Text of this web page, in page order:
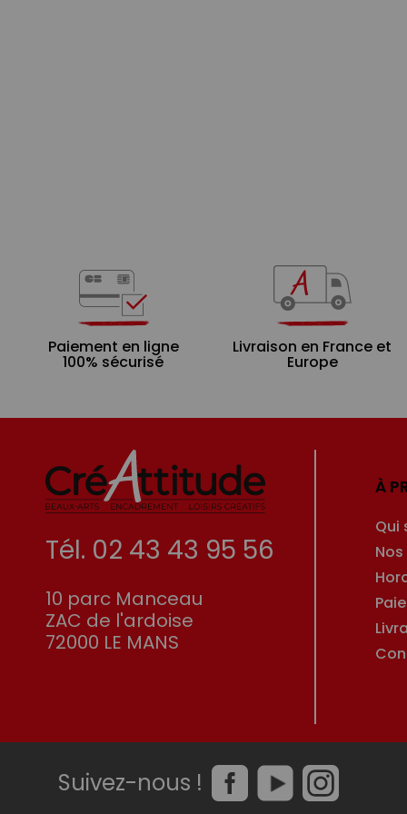
Paiement en ligne
100% sécurisé
Livraison en France et
Europe
Tél. 02 43 43 95 56
10 parc Manceau
ZAC de l'ardoise
72000 LE MANS
À
Qui
Suivez-nous !